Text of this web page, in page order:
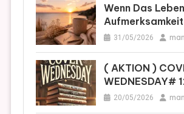
Wenn Das
31/05/2026
( AKTION )
WEDNESDAY#
20/05/2026